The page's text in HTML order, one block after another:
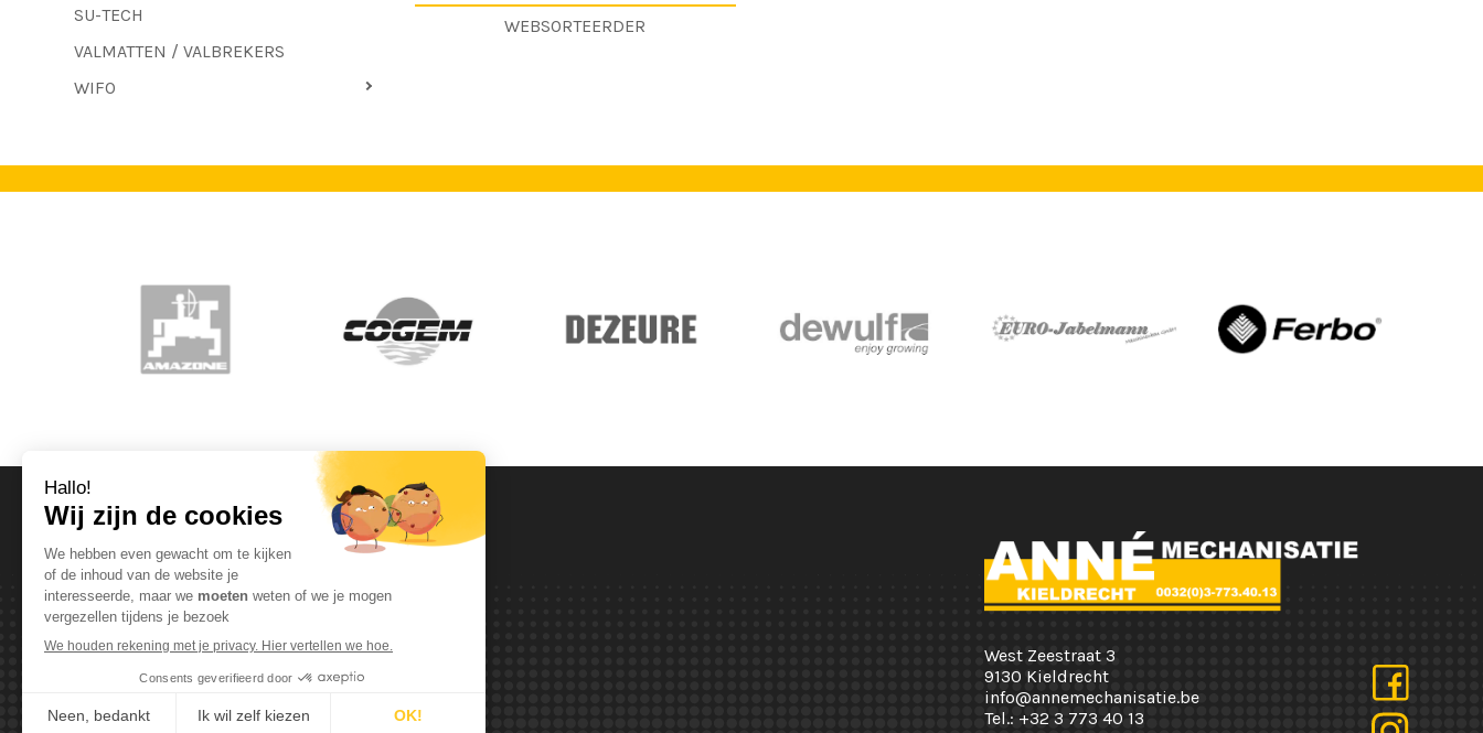
SU-TECH
VALMATTEN / VALBREKERS
WIFO
WEBSORTEERDER
OPENINGSUREN
Maandag T.E.M. Vrijdag :
Van 08:00 tot 12:00 en van 13:00 tot 17:30
Zaterdag :
Gesloten
West Zeestraat 3
9130 Kieldrecht
info@annemechanisatie.be
Tel.: +32 3 773 40 13